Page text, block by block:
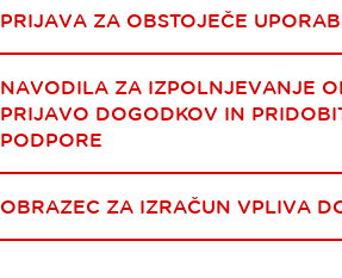
PRIJAVA ZA OBSTOJEČE
NAVODILA ZA IZPOLNJEVANJE
PRIJAVO DOGODKOV IN
PODPORE
OBRAZEC ZA IZRAČUN VPLIVA